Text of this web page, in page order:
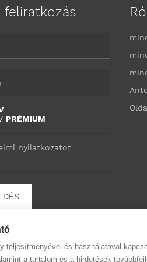
feliratkozás
PRÉMIUM
nyilatkozatot
teljesítményével és használatával
a tartalom és a hirdetések